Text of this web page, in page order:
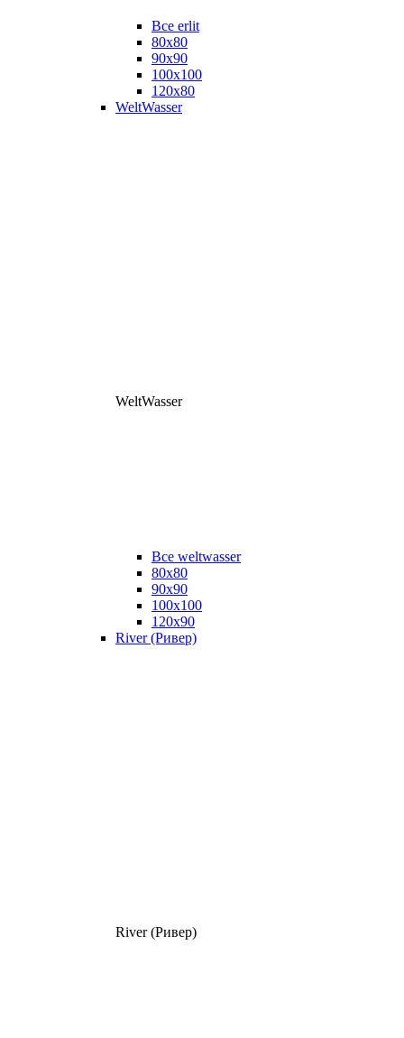
Все erlit
80x80
90x90
100x100
120x80
WeltWasser
WeltWasser
Все weltwasser
80x80
90x90
100x100
120x90
River (Ривер)
River (Ривер)